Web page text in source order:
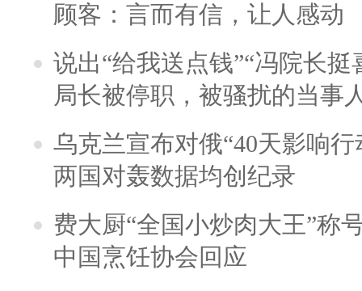
顾客：言而有信，让人感动
说出“给我送点钱”“冯院长
局长被停职，被骚扰的当事
乌克兰宣布对俄“40天影响
两国对轰数据均创纪录
费大厨“全国小炒肉大王”称
中国烹饪协会回应